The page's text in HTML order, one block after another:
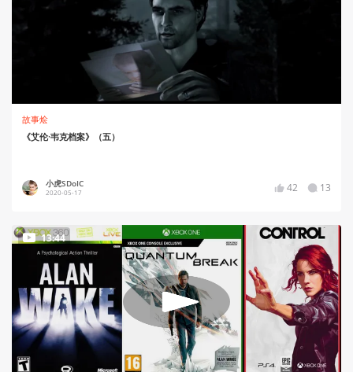
故事烩
《艾伦·韦克档案》（五）
小虎SDoIC
2020-05-17 42 13
13:44